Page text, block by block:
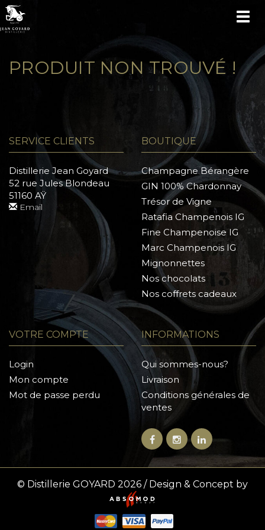
PRODUIT NON TROUVÉ !
SERVICE CLIENTS
Distillerie Jean Goyard
52 rue Jules Blondeau
51160 AŸ
Email
BOUTIQUE
Champagne Bérangère
GIN 100% Chardonnay
Trésor de Vigne
Ratafia Champenois IG
Fine Champenoise IG
Marc Champenois IG
Mignonnettes
Nos chocolats
Nos coffrets cadeaux
VOTRE COMPTE
Login
Mon compte
Mot de passe perdu
INFORMATIONS
Qui sommes-nous?
Livraison
Conditions générales de
ventes
© Distillerie GOYARD 2026 / Design & Concept by